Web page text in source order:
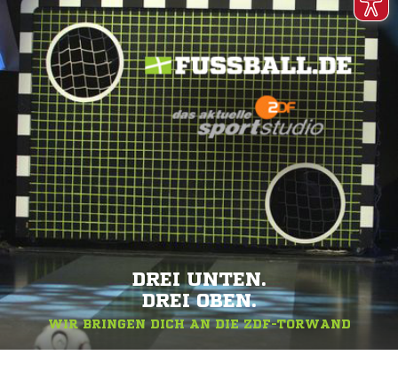
DREI UNTEN.
DREI OBEN.
WIR BRINGEN DICH AN DIE ZDF-TORWAND